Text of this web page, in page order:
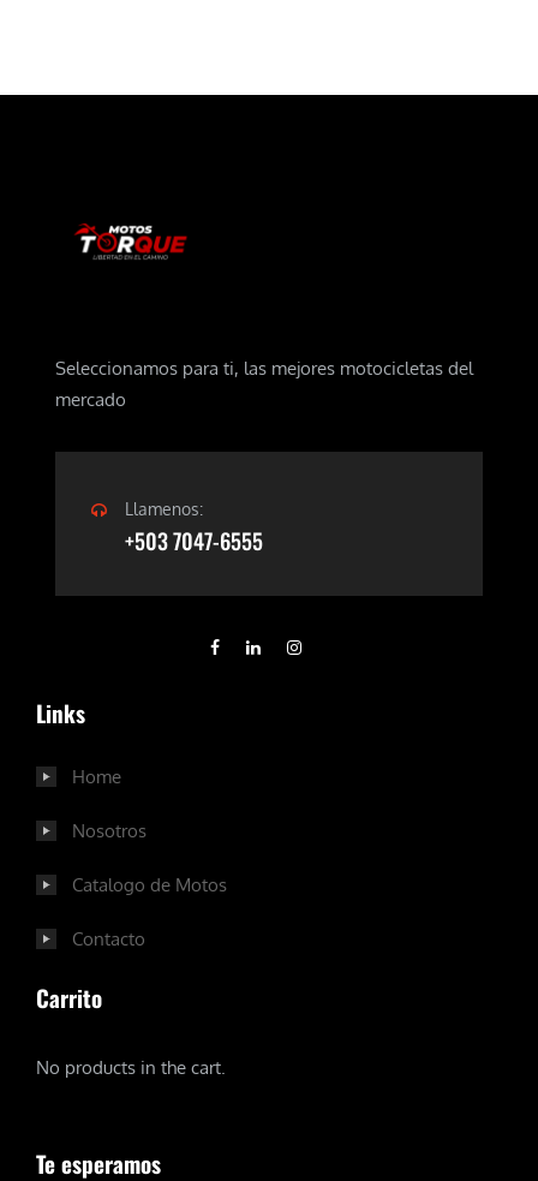
Seleccionamos para ti, las mejores motocicletas del
mercado
Llamenos:
+503 7047-6555
Links
Home
Nosotros
Catalogo de Motos
Contacto
Carrito
No products in the cart.
Te esperamos